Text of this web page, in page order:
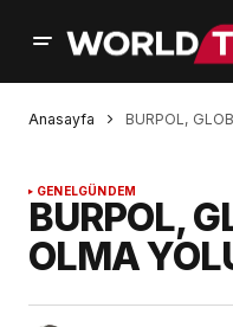
Anasayfa BURPOL,
GENELGÜNDEM
BURPOL,
OLMA